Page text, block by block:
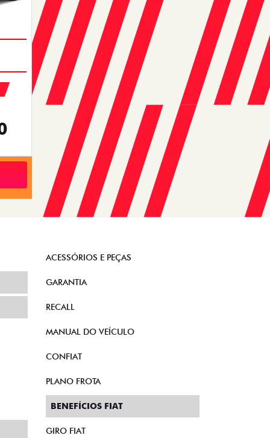
ACESSÓRIOS E PEÇAS
GARANTIA
RECALL
MANUAL DO VEÍCULO
CONFIAT
PLANO FROTA
BENEFÍCIOS FIAT
GIRO FIAT